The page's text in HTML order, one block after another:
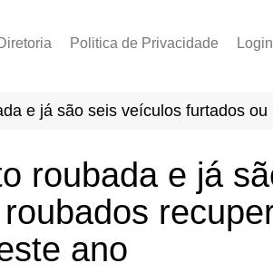
PCCR 2022
Tabela de Venc. 2025
Politica de Privacidade Login
e já são seis veículos furtados
roubada e já
ano